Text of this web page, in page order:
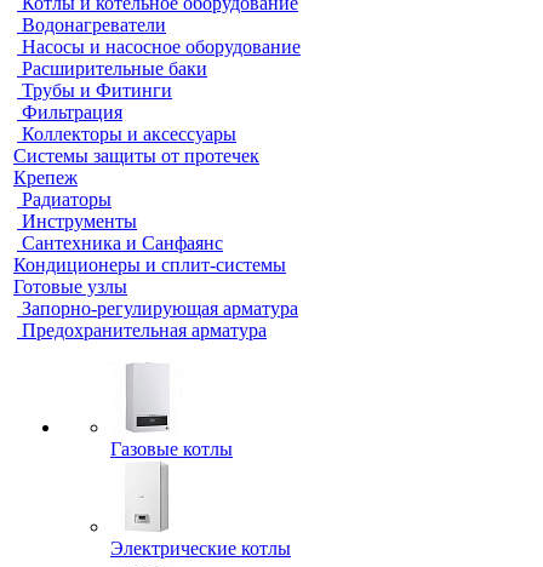
Водонагреватели
Насосы и насосное оборудование
Расширительные баки
Трубы и Фитинги
Фильтрация
Коллекторы и аксессуары
Системы защиты от протечек
Крепеж
Радиаторы
Инструменты
Сантехника и Санфаянс
Кондиционеры и сплит-системы
Готовые узлы
Запорно-регулирующая арматура
Предохранительная арматура
Газовые котлы
Электрические котлы